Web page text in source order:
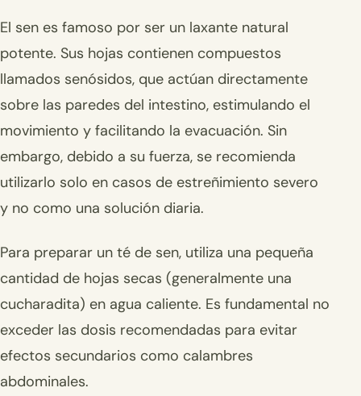
El sen es famoso por ser un laxante natural
potente. Sus hojas contienen compuestos
llamados senósidos, que actúan directamente
sobre las paredes del intestino, estimulando el
movimiento y facilitando la evacuación. Sin
embargo, debido a su fuerza, se recomienda
utilizarlo solo en casos de estreñimiento severo
y no como una solución diaria.
Para preparar un té de sen, utiliza una pequeña
cantidad de hojas secas (generalmente una
cucharadita) en agua caliente. Es fundamental no
exceder las dosis recomendadas para evitar
efectos secundarios como calambres
abdominales.